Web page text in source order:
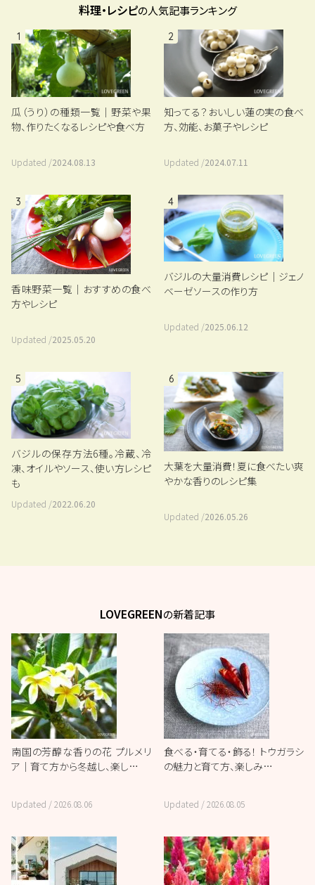
料理・レシピの人気記事ランキング
1
瓜（うり）の種類一覧｜野菜や果
物、作りたくなるレシピや食べ方
Updated /2024.08.13
2
知ってる？おいしい蓮の実の食べ
方、効能、お菓子やレシピ
Updated /2024.07.11
3
香味野菜一覧｜おすすめの食べ
方やレシピ
Updated /2025.05.20
4
バジルの大量消費レシピ｜ジェノ
ベーゼソースの作り方
Updated /2025.06.12
5
バジルの保存方法6種。冷蔵、冷
凍、オイルやソース、使い方レシピ
も
Updated /2022.06.20
6
大葉を大量消費！夏に食べたい爽
やかな香りのレシピ集
Updated /2026.05.26
LOVEGREENの新着記事
南国の芳醇な香りの花 プルメリ
ア｜育て方から冬越し、楽し…
Updated /2026.08.06
食べる・育てる・飾る！ トウガラシ
の魅力と育て方、楽しみ…
Updated /2026.08.05